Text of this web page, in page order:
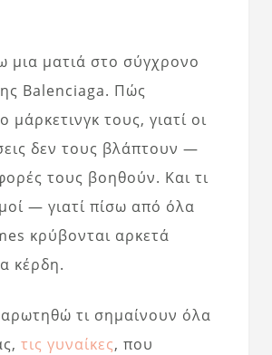
μια ματιά στο σύγχρονο
Balenciaga. Πώς
μάρκετινγκ τους, γιατί οι
δεν τους βλάπτουν —
τους βοηθούν. Και τι
— γιατί πίσω από όλα
κρύβονται αρκετά
κέρδη.
τι σημαίνουν όλα
τις γυναίκες, που